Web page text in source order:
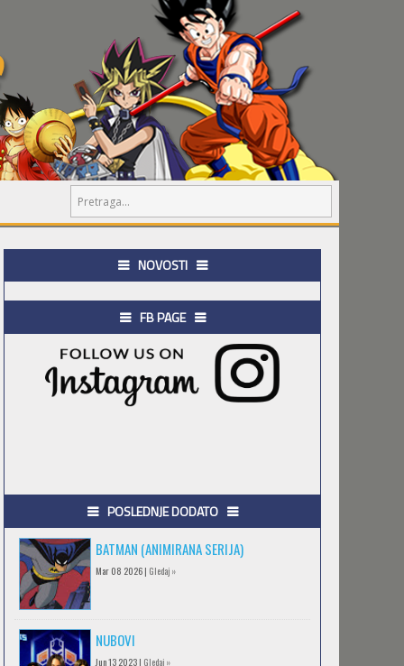
NOVOSTI
FB PAGE
POSLEDNJE DODATO
BATMAN (ANIMIRANA SERIJA)
Mar 08 2026 | Gledaj »
NUBOVI
Jun 13 2023 | Gledaj »